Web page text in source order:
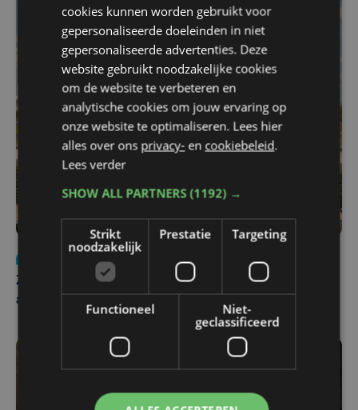
Update
za 1 augustus | 17:21
Zwaar ongeval op E403 in Izegem: drie rijstroken
afgesloten
cookies kunnen worden gebruikt voor
gepersonaliseerde doeleinden in niet
gepersonaliseerde advertenties. Deze
website gebruikt noodzakelijke cookies
om de website te verbeteren en
analytische cookies om jouw ervaring op
onze website te optimaliseren. Lees hier
alles over ons privacy- en cookiebeleid.
Lees verder
SHOW ALL PARTNERS(1192) →
Strikt
noodzakelijk
Prestatie Targeting
Functioneel
Niet-
geclassificeerd